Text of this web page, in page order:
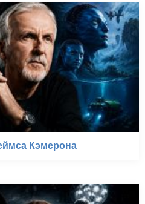
Кэмерона